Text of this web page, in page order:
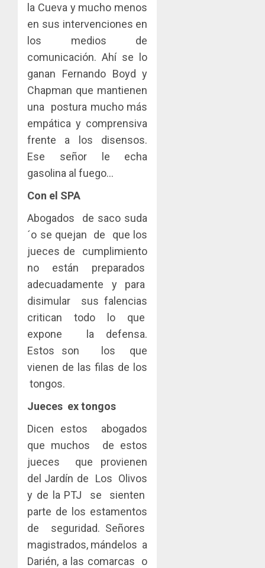
la Cueva y mucho menos
en sus intervenciones en
los medios de
comunicación. Ahí se lo
ganan Fernando Boyd y
Chapman que mantienen
una postura mucho más
empática y comprensiva
frente a los disensos.
Ese señor le echa
gasolina al fuego…
Con el SPA
Abogados de saco suda
´o se quejan de que los
jueces de cumplimiento
no están preparados
adecuadamente y para
disimular sus falencias
critican todo lo que
expone la defensa.
Estos son los que
vienen de las filas de los
tongos.
Jueces ex tongos
Dicen estos abogados
que muchos de estos
jueces que provienen
del Jardín de Los Olivos
y de la PTJ se sienten
parte de los estamentos
de seguridad. Señores
magistrados, mándelos a
Darién, a las comarcas o